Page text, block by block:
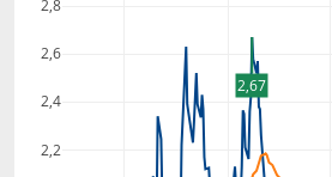
2,2
2,4
2,6
2,8
2,67